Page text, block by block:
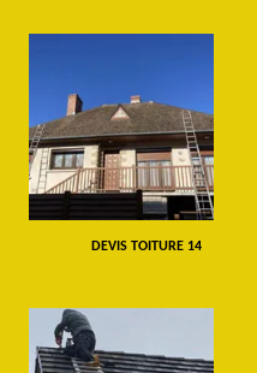
DEVIS TOITURE 14